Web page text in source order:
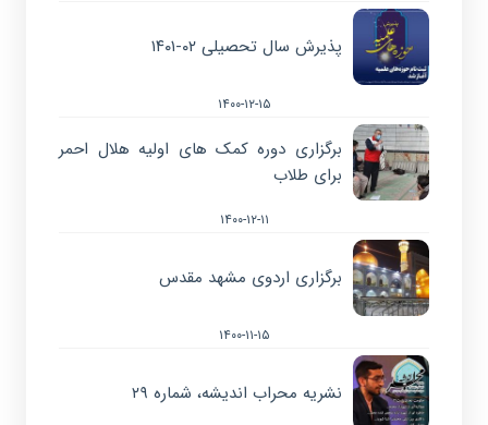
پذیرش سال تحصیلی ۰۲-۱۴۰۱
۱۴۰۰-۱۲-۱۵
برگزاری دوره کمک های اولیه هلال احمر
برای طلاب
۱۴۰۰-۱۲-۱۱
برگزاری اردوی مشهد مقدس
۱۴۰۰-۱۱-۱۵
نشریه محراب اندیشه، شماره ۲۹